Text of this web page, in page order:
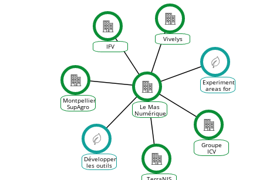
Le Mas
Numérique
IFV
Montpellier
SupAgro
Vivelys
Groupe
ICV
Développer
les outils
d'évaluation
Experimental
areas for
vine